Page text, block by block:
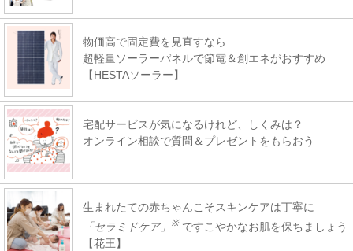
物価高で固定費を見直すなら
超軽量ソーラーパネルで節電＆創エネがおすすめ
【HESTAソーラー】
宅配サービスが気になるけれど、しくみは？
オンライン相談で質問＆プレゼントをもらおう
生まれたての赤ちゃんこそスキンケアは丁寧に
「セラミドケア」
※ ですこやかなお肌を保ちましょう
【花王】